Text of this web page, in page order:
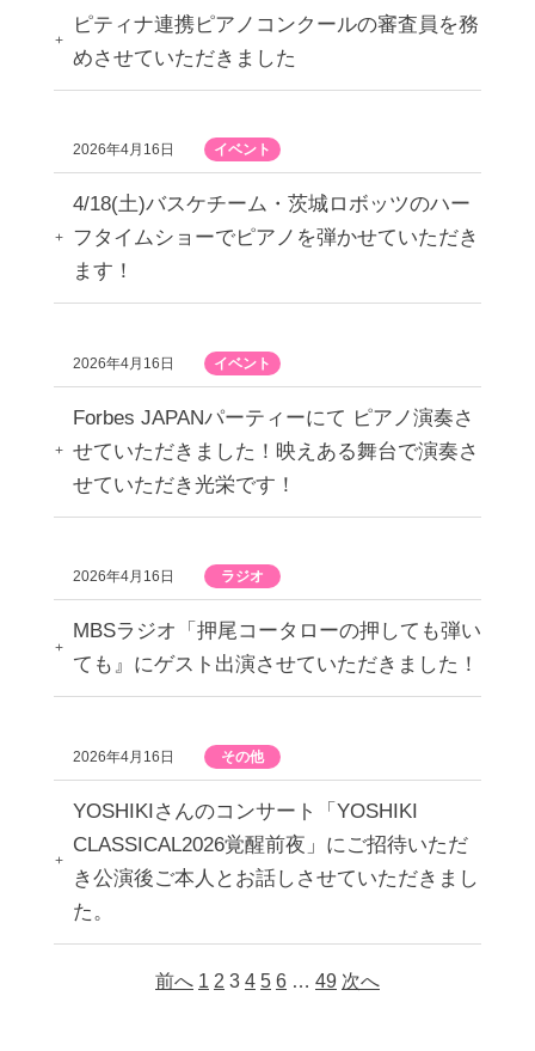
ピティナ連携ピアノコンクールの審査員を務
めさせていただきました
2026年4月16日 イベント
4/18(土)バスケチーム・茨城ロボッツのハー
フタイムショーでピアノを弾かせていただき
ます！
2026年4月16日 イベント
Forbes JAPANパーティーにて ピアノ演奏さ
せていただきました！映えある舞台で演奏さ
せていただき光栄です！
2026年4月16日 ラジオ
MBSラジオ「押尾コータローの押しても弾い
ても』にゲスト出演させていただきました！
2026年4月16日 その他
YOSHIKIさんのコンサート「YOSHIKI
CLASSICAL2026覚醒前夜」にご招待いただ
き公演後ご本人とお話しさせていただきまし
た。
前へ 1 2 3 4 5 6 … 49 次へ